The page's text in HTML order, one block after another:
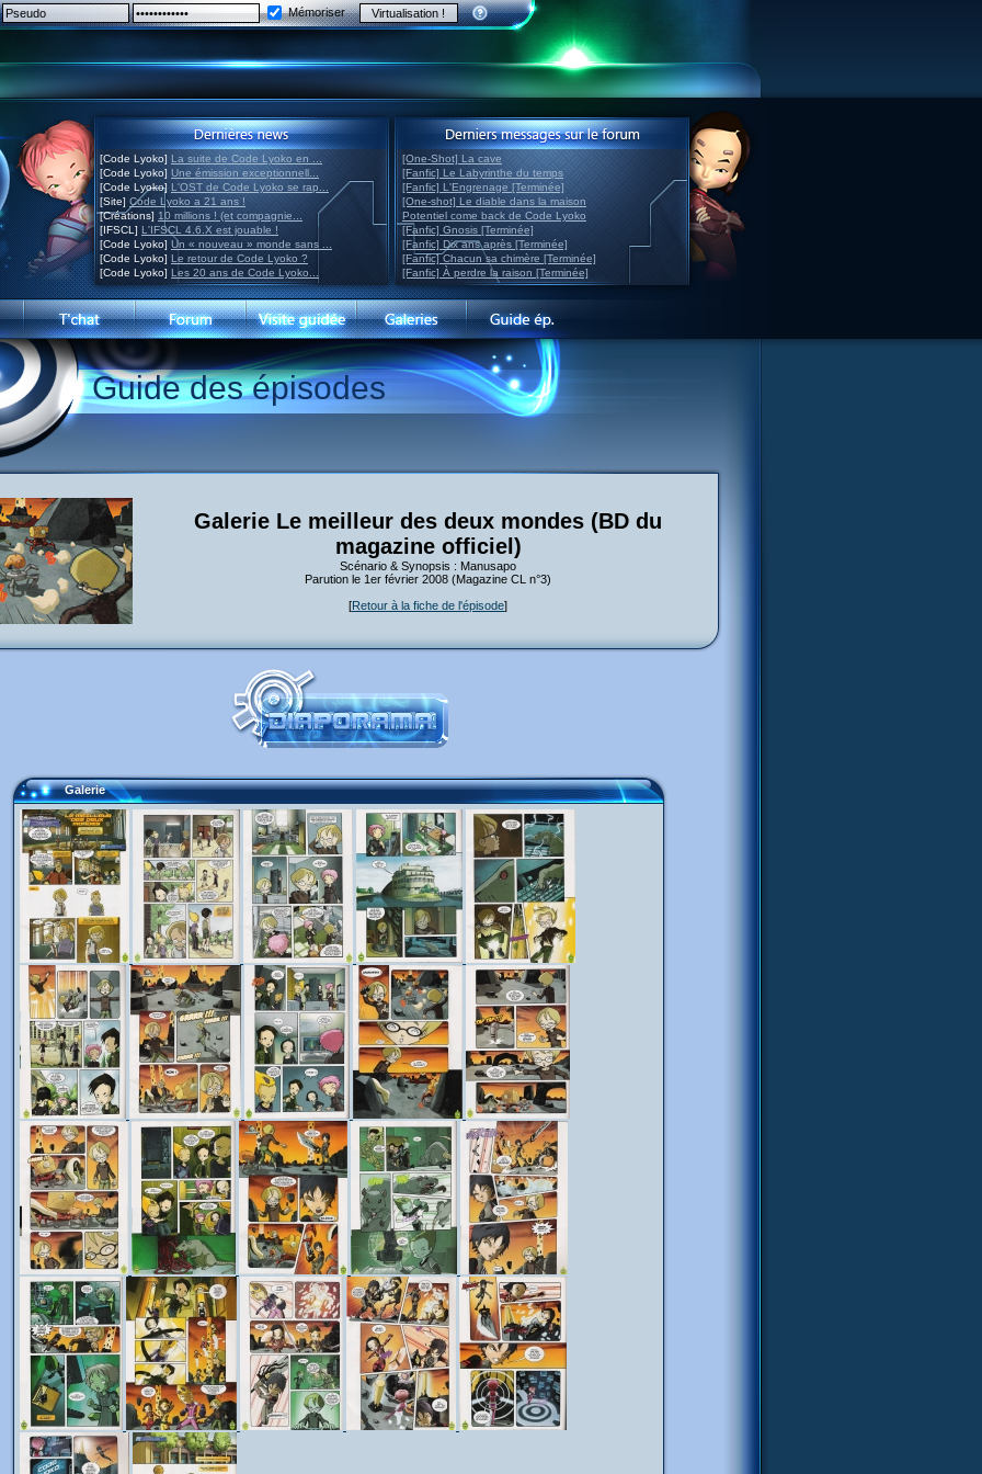
Mémoriser
[Code Lyoko] La suite de Code Lyoko en ...
[Code Lyoko] Une émission exceptionnell...
[Code Lyoko] L'OST de Code Lyoko se rap...
[Site] Code Lyoko a 21 ans !
[Créations] 10 millions ! (et compagnie...
[IFSCL] L'IFSCL 4.6.X est jouable !
[Code Lyoko] Un « nouveau » monde sans ...
[Code Lyoko] Le retour de Code Lyoko ?
[Code Lyoko] Les 20 ans de Code Lyoko...
[One-Shot] La cave
[Fanfic] Le Labyrinthe du temps
[Fanfic] L'Engrenage [Terminée]
[One-shot] Le diable dans la maison
Potentiel come back de Code Lyoko
[Fanfic] Gnosis [Terminée]
[Fanfic] Dix ans après [Terminée]
[Fanfic] Chacun sa chimère [Terminée]
[Fanfic] À perdre la raison [Terminée]
Guide des épisodes
Galerie Le meilleur des deux mondes (BD du
magazine officiel)
Scénario & Synopsis : Manusapo
Parution le 1er février 2008 (Magazine CL n°3)
[Retour à la fiche de l'épisode]
Galerie